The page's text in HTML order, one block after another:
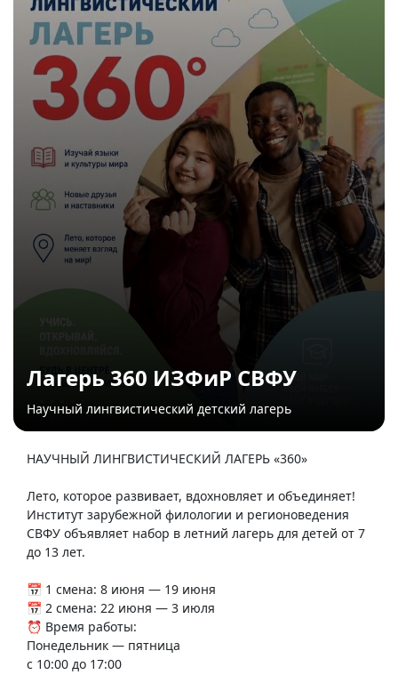
Лагерь 360 ИЗФиР СВФУ
Научный лингвистический детский лагерь
НАУЧНЫЙ ЛИНГВИСТИЧЕСКИЙ ЛАГЕРЬ «360»
Лето, которое развивает, вдохновляет и объединяет!
Институт зарубежной филологии и регионоведения
СВФУ объявляет набор в летний лагерь для детей от 7
до 13 лет.
📅 1 смена: 8 июня — 19 июня
📅 2 смена: 22 июня — 3 июля
⏰ Время работы:
Понедельник — пятница
с 10:00 до 17:00